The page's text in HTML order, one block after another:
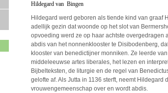
Hildegard van Bingen
Hildegard werd geboren als tiende kind van graaf
adellijk gezin dat woonde op het slot van
opvoeding werd ze op haar achtste overgedragen
abdis van het nonnenklooster te Disibodenberg,
klooster van benedictijner monniken. Ze leerde
middeleeuwse artes liberales, het lezen en
Bijbelteksten, de liturgie en de regel van
gelofte af. Als Jutta in 1136 sterft, neemt Hildegard
vrouwengemeenschap over en wordt abdis.